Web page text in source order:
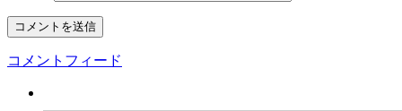
コメントフィード